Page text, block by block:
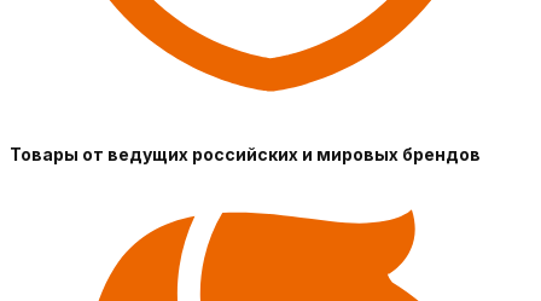
Товары от ведущих российских и мировых брендов